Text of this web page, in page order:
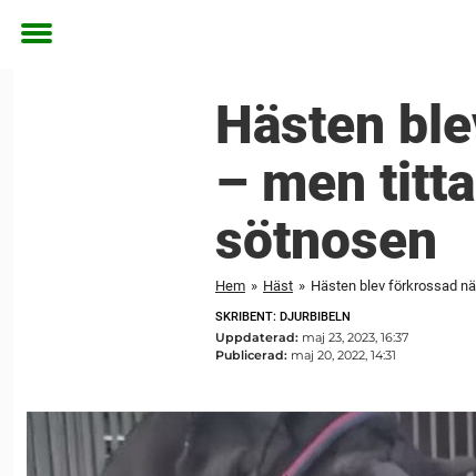
Toggle
Hästen
– men
sötnosen
Hem » Häst » Hästen blev förkrossad
SKRIBENT: DJURBIBELN
Uppdaterad: maj 23, 2023, 16:37
Publicerad: maj 20, 2022, 14:31